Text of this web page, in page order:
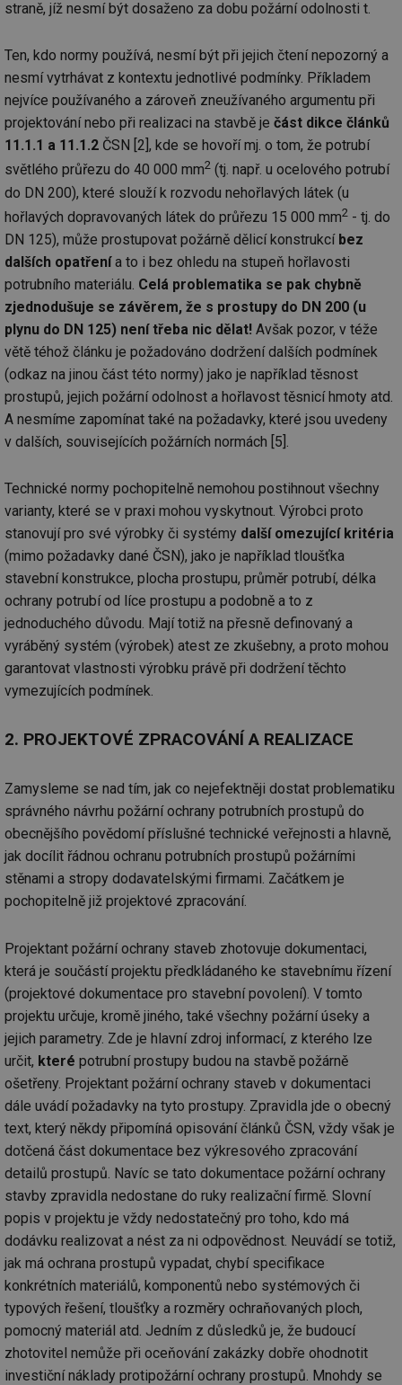
straně, jíž nesmí být dosaženo za dobu požární odolnosti t.
Ten, kdo normy používá, nesmí být při jejich čtení nepozorný a
nesmí vytrhávat z kontextu jednotlivé podmínky. Příkladem
nejvíce používaného a zároveň zneužívaného argumentu při
projektování nebo při realizaci na stavbě je část dikce článků
11.1.1 a 11.1.2 ČSN [2], kde se hovoří mj. o tom, že potrubí
světlého průřezu do 40 000 mm2 (tj. např. u ocelového potrubí
do DN 200), které slouží k rozvodu nehořlavých látek (u
hořlavých dopravovaných látek do průřezu 15 000 mm2 - tj. do
DN 125), může prostupovat požárně dělicí konstrukcí bez
dalších opatřenía to i bez ohledu na stupeň hořlavosti
potrubního materiálu. Celá problematika se pak chybně
zjednodušuje se závěrem, že s prostupy do DN 200 (u
plynu do DN 125) není třeba nic dělat! Avšak pozor, v téže
větě téhož článku je požadováno dodržení dalších podmínek
(odkaz na jinou část této normy) jako je například těsnost
prostupů, jejich požární odolnost a hořlavost těsnicí hmoty atd.
A nesmíme zapomínat také na požadavky, které jsou uvedeny
v dalších, souvisejících požárních normách [5].
Technické normy pochopitelně nemohou postihnout všechny
varianty, které se v praxi mohou vyskytnout. Výrobci proto
stanovují pro své výrobky či systémy další omezující kritéria
(mimo požadavky dané ČSN), jako je například tloušťka
stavební konstrukce, plocha prostupu, průměr potrubí, délka
ochrany potrubí od líce prostupu a podobně a to z
jednoduchého důvodu. Mají totiž na přesně definovaný a
vyráběný systém (výrobek) atest ze zkušebny, a proto mohou
garantovat vlastnosti výrobku právě při dodržení těchto
vymezujících podmínek.
2. PROJEKTOVÉ ZPRACOVÁNÍ A REALIZACE
Zamysleme se nad tím, jak co nejefektněji dostat problematiku
správného návrhu požární ochrany potrubních prostupů do
obecnějšího povědomí příslušné technické veřejnosti a hlavně,
jak docílit řádnou ochranu potrubních prostupů požárními
stěnami a stropy dodavatelskými firmami. Začátkem je
pochopitelně již projektové zpracování.
Projektant požární ochrany staveb zhotovuje dokumentaci,
která je součástí projektu předkládaného ke stavebnímu řízení
(projektové dokumentace pro stavební povolení). V tomto
projektu určuje, kromě jiného, také všechny požární úseky a
jejich parametry. Zde je hlavní zdroj informací, z kterého lze
určit, které potrubní prostupy budou na stavbě požárně
ošetřeny. Projektant požární ochrany staveb v dokumentaci
dále uvádí požadavky na tyto prostupy. Zpravidla jde o obecný
text, který někdy připomíná opisování článků ČSN, vždy však je
dotčená část dokumentace bez výkresového zpracování
detailů prostupů. Navíc se tato dokumentace požární ochrany
stavby zpravidla nedostane do ruky realizační firmě. Slovní
popis v projektu je vždy nedostatečný pro toho, kdo má
dodávku realizovat a nést za ni odpovědnost. Neuvádí se totiž,
jak má ochrana prostupů vypadat, chybí specifikace
konkrétních materiálů, komponentů nebo systémových či
typových řešení, tloušťky a rozměry ochraňovaných ploch,
pomocný materiál atd. Jedním z důsledků je, že budoucí
zhotovitel nemůže při oceňování zakázky dobře ohodnotit
investiční náklady protipožární ochrany prostupů. Mnohdy se